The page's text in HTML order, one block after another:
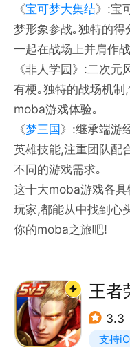
《宝可梦大集结》:宝
梦形象参战｡独特的
一起在战场上并肩作
《非人学园》:二次
有梗｡独特的战场机
moba游戏体验｡
《梦三国》:继承端游
英雄技能,注重团队配
不同的游戏需求｡
这十大moba游戏各
玩家,都能从中找到心
你的moba之旅吧!
王者
3.3
支持